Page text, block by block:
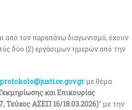
από τον παραπάνω διαγωνισμό, έχουν
δύο (2) εργάσιμων ημερών από την
protokolo@justice.gov.grμε θέμα
και Επικουρίας
Τεύχος ΑΣΕΠ 16/18.03.2026)" με την